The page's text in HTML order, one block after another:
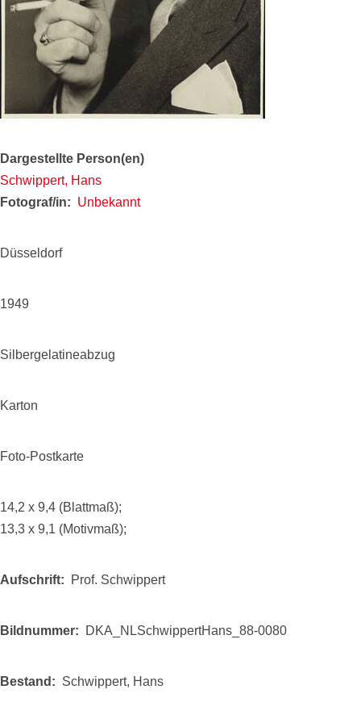
Dargestellte Person(en)
Schwippert, Hans
Fotograf/in
Unbekannt
Düsseldorf
1949
Silbergelatineabzug
Karton
Foto-Postkarte
14,2 x 9,4 (Blattmaß);
13,3 x 9,1 (Motivmaß);
Aufschrift Prof. Schwippert
Bildnummer DKA_NLSchwippertHans_88-0080
Bestand Schwippert, Hans